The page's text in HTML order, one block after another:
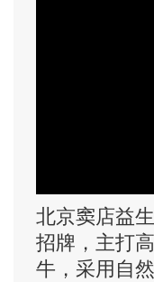
北京窦店益
招牌，主打
牛，采用自